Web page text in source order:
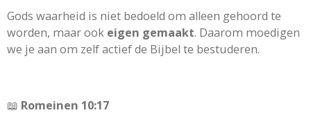
Gods waarheid is niet bedoeld om alleen gehoord te
worden, maar ook eigen gemaakt. Daarom moedigen
we je aan om zelf actief de Bijbel te bestuderen.
📖 Romeinen 10:17